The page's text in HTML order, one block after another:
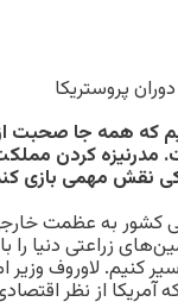
پروستریکا
که همه جا صحبت
مدرنیزه کردن
نقش مهمی بازی
کشور به عظمت
زراعتی دنیا را
کنیم. لاوروف وزیر
از نظر